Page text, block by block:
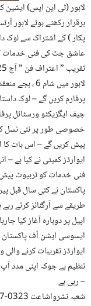
لاہور (ٹی این ایس)
برقرار رکھتے ہوئے لاہور
پکار ) کے اشتراک سے لوک
عاشق جٹ کی فنی خدمات کو
لاہور میں
پرفارم کریں گے – لوک
چیف ایگزیکٹو ورسٹائل
خصوصی طور پر نئی نسل
پیش کریں گے – اس بات کا
ایوارڈز کمیٹی نے کیا ہے –
فنی خدمات کو ٹربیوٹ
پاکستان نے کئی سال قبل
طریقے سے آرگنائز کرتے
اپیل پر دوبارہ آغاز کیا
ایوارڈز تقریبات کرنے
رہی ہے –
شعبہ نشرواشاعت 0323-8441997